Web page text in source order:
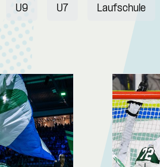
U9 U7 Laufschule